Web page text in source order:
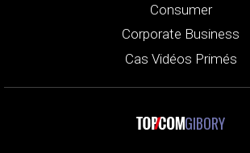
Consumer
Corporate Business
Cas Vidéos Primés
GIBORY